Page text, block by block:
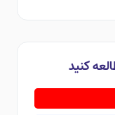
کنید